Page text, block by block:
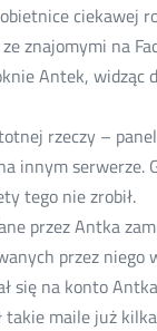
ciekawej
znajomymi na
Antek, widząc
rzeczy –
innym serwerze.
tego nie zrobił.
przez Antka
przez niego
się na konto
takie maile już